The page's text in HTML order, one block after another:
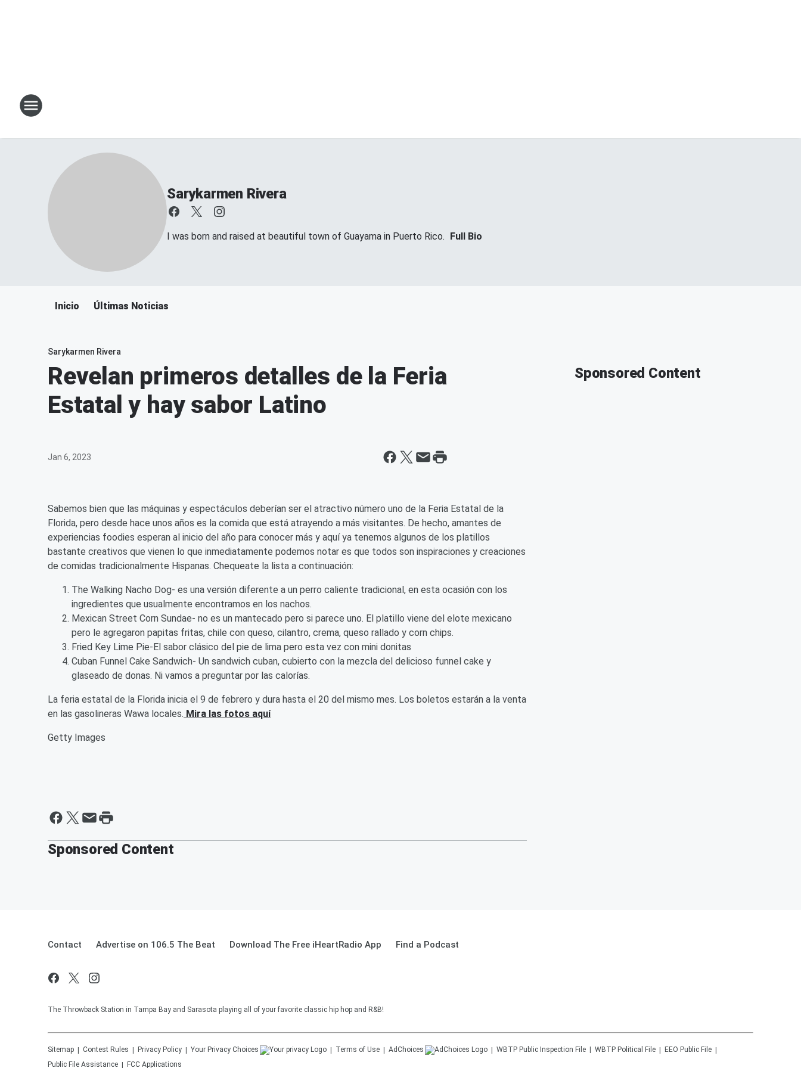
Sarykarmen Rivera
I was born and raised at beautiful town of Guayama in Puerto Rico. Full Bio
Inicio Últimas Noticias
Sarykarmen Rivera
Revelan primeros detalles de la Feria
Estatal y hay sabor Latino
Jan 6, 2023
Sabemos bien que las máquinas y espectáculos deberían ser el atractivo número uno de la Feria Estatal de la
Florida, pero desde hace unos años es la comida que está atrayendo a más visitantes. De hecho, amantes de
experiencias foodies esperan al inicio del año para conocer más y aquí ya tenemos algunos de los platillos
bastante creativos que vienen lo que inmediatamente podemos notar es que todos son inspiraciones y creaciones
de comidas tradicionalmente Hispanas. Chequeate la lista a continuación:
The Walking Nacho Dog- es una versión diferente a un perro caliente tradicional, en esta ocasión con los
ingredientes que usualmente encontramos en los nachos.
Mexican Street Corn Sundae- no es un mantecado pero si parece uno. El platillo viene del elote mexicano
pero le agregaron papitas fritas, chile con queso, cilantro, crema, queso rallado y corn chips.
Fried Key Lime Pie-El sabor clásico del pie de lima pero esta vez con mini donitas
Cuban Funnel Cake Sandwich- Un sandwich cuban, cubierto con la mezcla del delicioso funnel cake y
glaseado de donas. Ni vamos a preguntar por las calorías.
La feria estatal de la Florida inicia el 9 de febrero y dura hasta el 20 del mismo mes. Los boletos estarán a la venta
en las gasolineras Wawa locales. Mira las fotos aquí
Getty Images
Sponsored Content
Sponsored Content
Contact Advertise on 106.5 The Beat Download The Free iHeartRadio App Find a Podcast
The Throwback Station in Tampa Bay and Sarasota playing all of your favorite classic hip hop and R&B!
Sitemap Contest Rules Privacy Policy Your Privacy Choices Terms of Use AdChoices WBTP Public Inspection File WBTP Political File
EEO Public File
Public File Assistance
FCC Applications